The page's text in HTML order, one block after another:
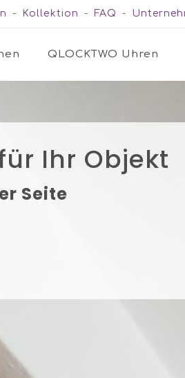
- Kollektion - FAQ -
QLOCKTWO Uhren
Ihr Objekt
Seite